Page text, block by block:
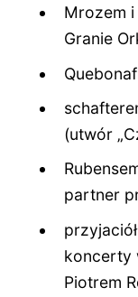
Mrozem
Granie
(utwór
partner
koncerty
Piotrem